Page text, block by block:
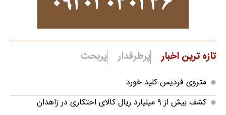
تازه ترین اخبار پرطرفدار پربحث
متروی فردیس کلید خورد
کشف بیش از ۹ میلیارد ریال کالای احتکاری در زاهدان